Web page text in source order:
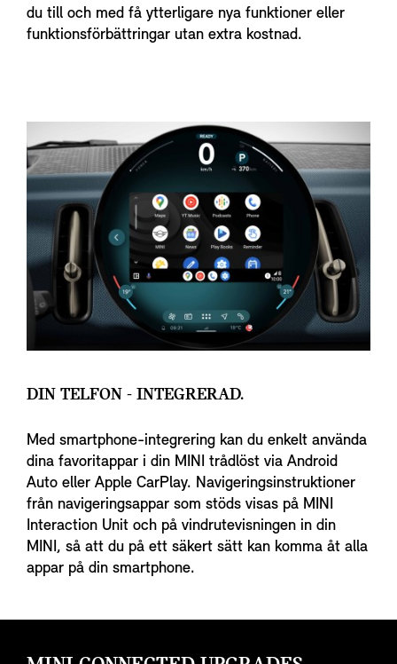
du till och med få ytterligare nya funktioner eller
funktionsförbättringar utan extra kostnad.
DIN TELFON - INTEGRERAD.
Med smartphone-integrering kan du enkelt använda
dina favoritappar i din MINI trådlöst via Android
Auto eller Apple CarPlay. Navigeringsinstruktioner
från navigeringsappar som stöds visas på MINI
Interaction Unit och på vindrutevisningen in din
MINI, så att du på ett säkert sätt kan komma åt alla
appar på din smartphone.